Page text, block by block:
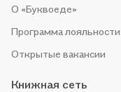
О «Буквоеде»
Программа лояльности
Открытые вакансии
Книжная сеть